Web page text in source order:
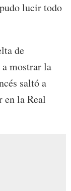
lucir todo
de
mostrar la
saltó a
en la Real